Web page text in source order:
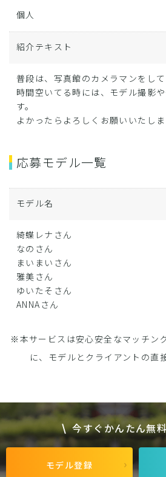
個人
紹介テキスト
普段は、写真館のカメラマンをして
時間空いてる時には、モデル撮影
す。
よかったらよろしくお願いいたしま
応募モデル一覧
モデル名
綺蝶レナさん
なのさん
まいまいさん
雅美さん
ゆいたそさん
ANNAさん
※本サービスは安心安全なマッチン
に、モデルとクライアントの直
今すぐかんたん無
モデル登録